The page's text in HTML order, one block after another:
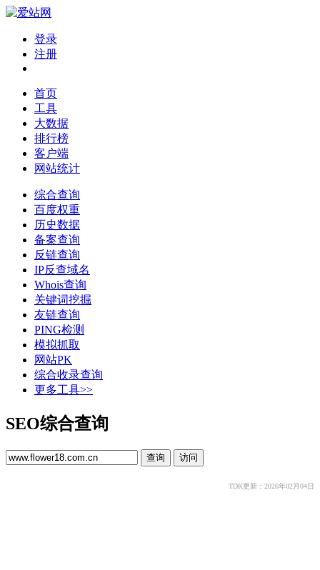
登录
注册
首页
工具
大数据
排行榜
客户端
网站统计
综合查询
百度权重
历史数据
备案查询
反链查询
IP反查域名
Whois查询
关键词挖掘
友链查询
PING检测
模拟抓取
网站PK
综合收录查询
更多工具>>
SEO综合查询
TDK更新：2026年02月04日